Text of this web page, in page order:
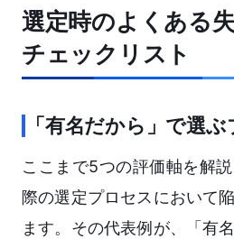
選定時のよくある
チェックリスト
「有名だから」で選
ここまで5つの評価軸を解
際の選定プロセスにおいて
ます。その代表例が、「有